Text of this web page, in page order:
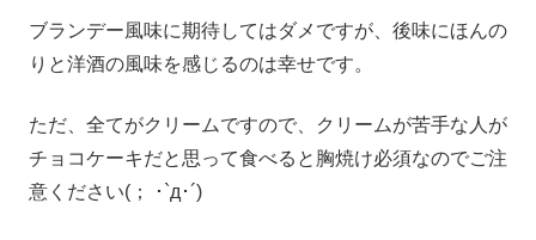
ブランデー風味に期待してはダメですが、後味にほんの
りと洋酒の風味を感じるのは幸せです。
ただ、全てがクリームですので、クリームが苦手な人が
チョコケーキだと思って食べると胸焼け必須なのでご注
意ください(； ･`д･´)